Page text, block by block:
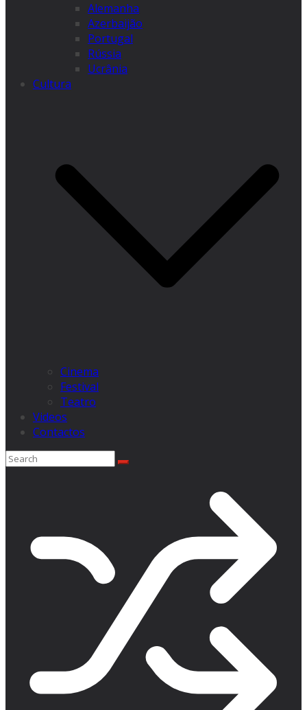
Alemanha
Azerbaijão
Portugal
Rússia
Ucrânia
Cultura
Cinema
Festival
Teatro
Videos
Contactos